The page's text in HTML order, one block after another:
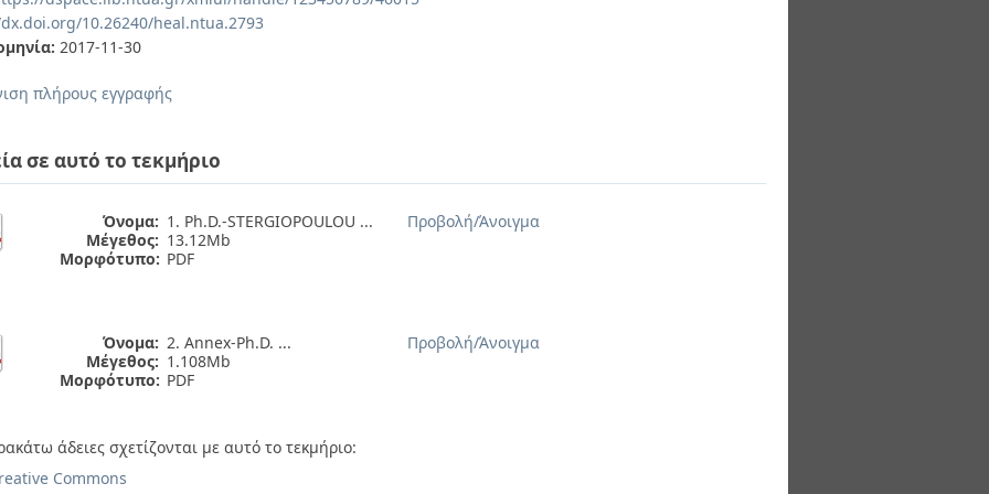
10.26240/heal.ntua.2793
2017-11-30
πλήρους εγγραφής
σε αυτό το τεκμήριο
Όνομα: 1. Ph.D.-STERGIOPOULOU ...
Μέγεθος: 13.12Mb
Μορφότυπο: PDF
Προβολή/Άνοιγμα
Όνομα: 2. Annex-Ph.D. ...
Μέγεθος: 1.108Mb
Μορφότυπο: PDF
Προβολή/Άνοιγμα
άδειες σχετίζονται με αυτό το τεκμήριο:
Commons